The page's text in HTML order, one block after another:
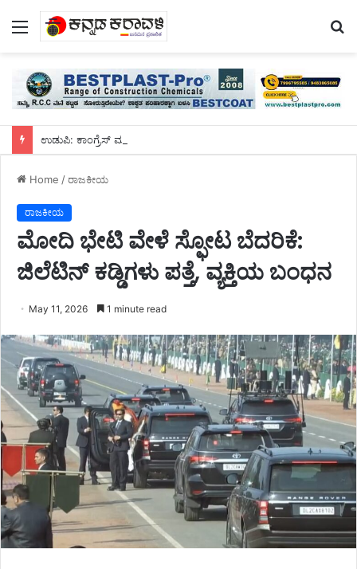
Menu
Home /ರಾಜಕೀಯ
ರಾಜಕೀಯ
ಮೋದಿ ಭೇಟಿ ವೇಳೆ ಸ್ಫೋಟ ಬೆದರಿಕೆ:
ಜಿಲೆಟಿನ್ ಕಡ್ಡಿಗಳು ಪತ್ತೆ, ವ್ಯಕ್ತಿಯ ಬಂಧನ
May 11, 2026 1 minute read